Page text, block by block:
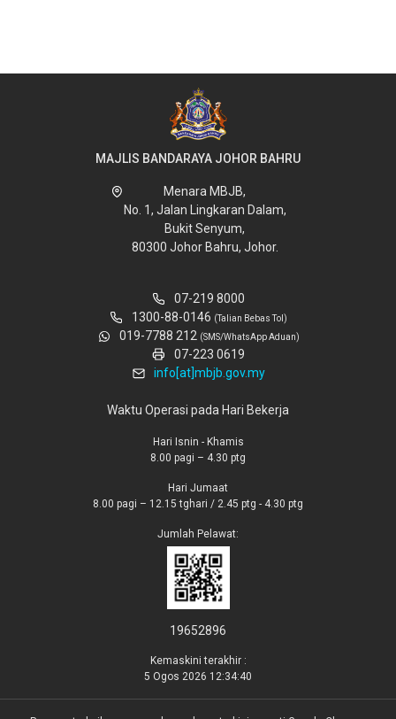
MAJLIS BANDARAYA JOHOR BAHRU
Menara MBJB,
No. 1, Jalan Lingkaran Dalam,
Bukit Senyum,
80300 Johor Bahru, Johor.
07-219 8000
1300-88-0146 (Talian Bebas Tol)
019-7788 212 (SMS/WhatsApp Aduan)
07-223 0619
info[at]mbjb.gov.my
Waktu Operasi pada Hari Bekerja
Hari Isnin - Khamis
8.00 pagi – 4.30 ptg
Hari Jumaat
8.00 pagi – 12.15 tghari / 2.45 ptg - 4.30 ptg
Jumlah Pelawat:
19652896
Kemaskini terakhir :
5 Ogos 2026 12:34:40